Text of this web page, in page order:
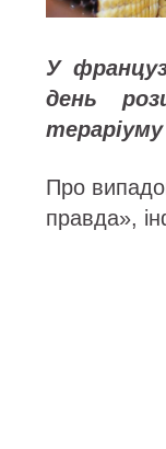
У
день
Про
правда»,